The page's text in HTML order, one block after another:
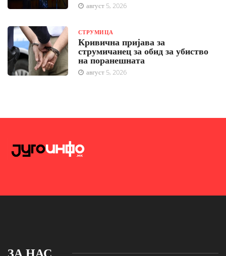
август 5, 2026
СТРУМИЦА
Кривична пријава за
струмичанец за обид за убиство
на поранешната
август 5, 2026